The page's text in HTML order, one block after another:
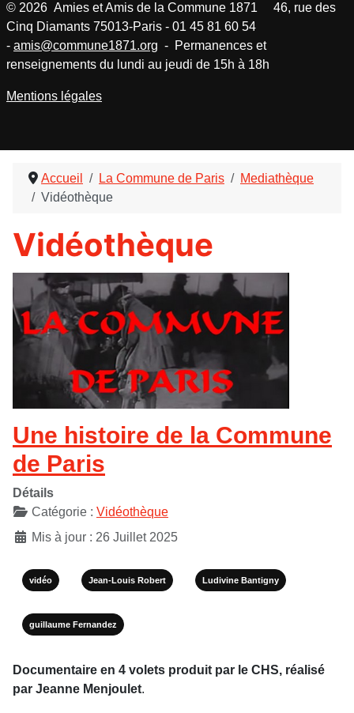
Accueil La Commune de Paris
Mediathèque
Vidéothèque
Vidéothèque
Une histoire de la Commune
de Paris
Détails
Catégorie : Vidéothèque
Mis à jour : 26 Juillet 2025
vidéo Jean-Louis Robert Ludivine Bantigny
guillaume Fernandez
Documentaire en 4 volets produit par le CHS, réalisé
par Jeanne Menjoulet.
© 2026 Amies et Amis de la Commune 1871 46, rue des
Cinq Diamants 75013-Paris - 01 45 81 60 54
- amis@commune1871.org - Permanences et
renseignements du lundi au jeudi de 15h à 18h
Mentions légales